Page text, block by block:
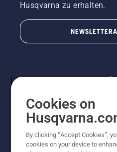
Husqvarna zu erhalten.
© Husqvarna AB (publ).
Preisänderungen, Irrtümer,
Cookies on
By clicking “Accept Cookies”,
cookies on your device to